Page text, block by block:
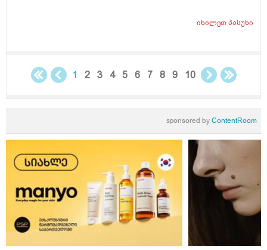
დატვირთვის დროს. ექიმთან არ მივსულვარ.იხილეთპასუხი
1 2 3 4 5 6 7 8 9 10
sponsored byContentRoom